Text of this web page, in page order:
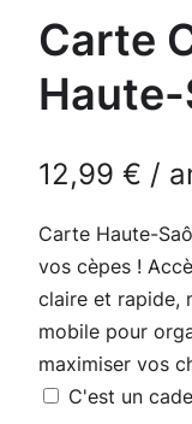
Carte
12,99 € /
Carte Haute-
vos cèpes !
claire et rapide,
mobile pour
maximiser vos
C'est un